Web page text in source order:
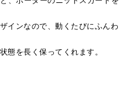
インなので、動くたびにふんわ
態を長く保ってくれます。